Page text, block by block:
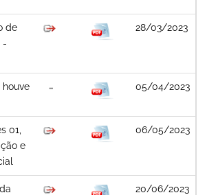
de
-
28/03/2023
houve
05/04/2023
01,
e
06/05/2023
20/06/2023